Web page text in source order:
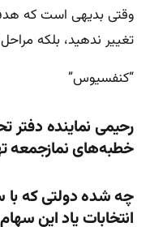
وقتی بدیهی است که
تغییر ندهید، بلکه
“کنفسیوس”
رحیمی نماینده
خطبه‌های نمازجمعه
چهشده دولتی که
انتخابات یاد این